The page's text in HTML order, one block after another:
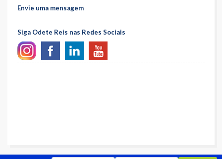
Envie uma mensagem
Siga Odete Reis nas Redes Sociais